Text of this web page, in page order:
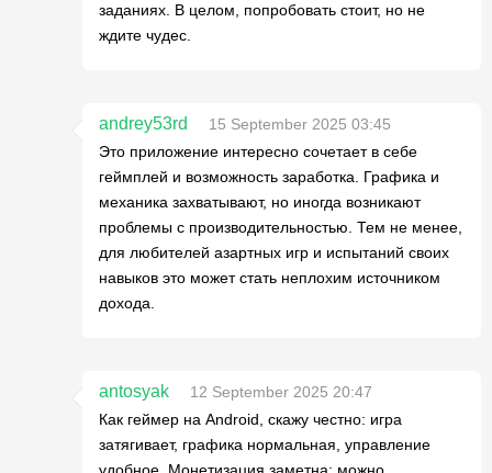
заданиях. В целом, попробовать стоит, но не
ждите чудес.
andrey53rd
15 September 2025 03:45
Это приложение интересно сочетает в себе
геймплей и возможность заработка. Графика и
механика захватывают, но иногда возникают
проблемы с производительностью. Тем не менее,
для любителей азартных игр и испытаний своих
навыков это может стать неплохим источником
дохода.
antosyak
12 September 2025 20:47
Как геймер на Android, скажу честно: игра
затягивает, графика нормальная, управление